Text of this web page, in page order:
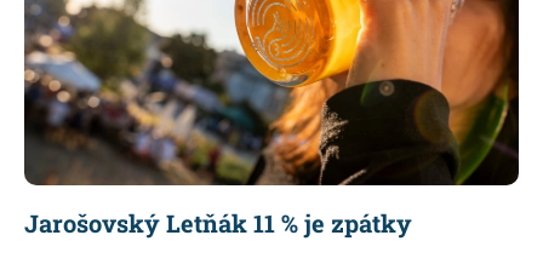
Jarošovský Letňák 11 % je zpátky